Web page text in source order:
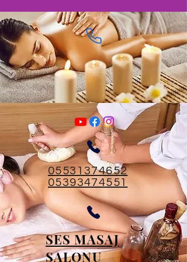
05531374652
05393474551
SES MASAJ
SALONU